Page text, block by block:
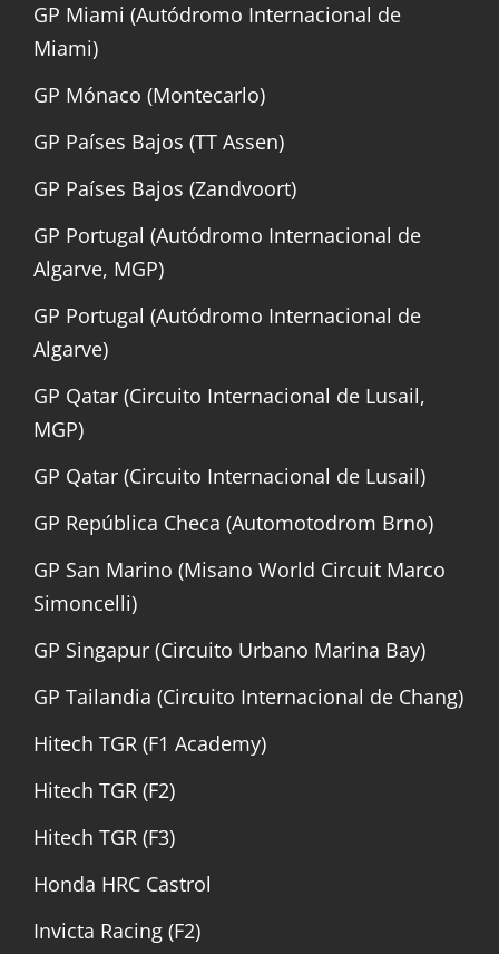
GP Miami (Autódromo Internacional de
Miami)
GP Mónaco (Montecarlo)
GP Países Bajos (TT Assen)
GP Países Bajos (Zandvoort)
GP Portugal (Autódromo Internacional de
Algarve, MGP)
GP Portugal (Autódromo Internacional de
Algarve)
GP Qatar (Circuito Internacional de Lusail,
MGP)
GP Qatar (Circuito Internacional de Lusail)
GP República Checa (Automotodrom Brno)
GP San Marino (Misano World Circuit Marco
Simoncelli)
GP Singapur (Circuito Urbano Marina Bay)
GP Tailandia (Circuito Internacional de Chang)
Hitech TGR (F1 Academy)
Hitech TGR (F2)
Hitech TGR (F3)
Honda HRC Castrol
Invicta Racing (F2)